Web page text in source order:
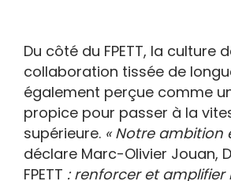
Du côté du FPETT, la culture
collaboration tissée de
également perçue comme
propice pour passer à la
supérieure. « Notre ambition
déclare Marc-Olivier Jouan,
FPETT : renforcer et amplifier